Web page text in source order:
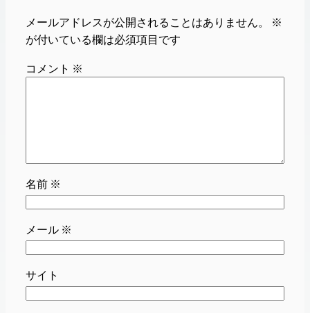
メールアドレスが公開されることはありません。
※
が付いている欄は必須項目です
コメント ※
名前 ※
メール ※
サイト